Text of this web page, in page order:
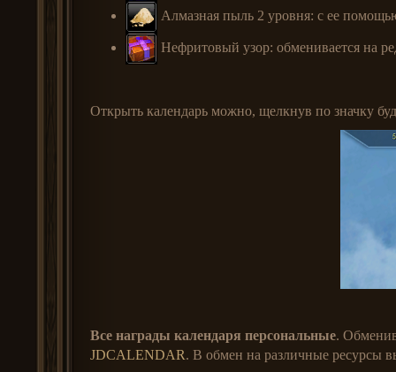
Алмазная пыль 2 уровня: с ее
Нефритовый узор: обменивается на
Открыть календарь можно, щелкнув по значку
Все награды календаря персональные.
JDCALENDAR. В обмен на различные ресурсы